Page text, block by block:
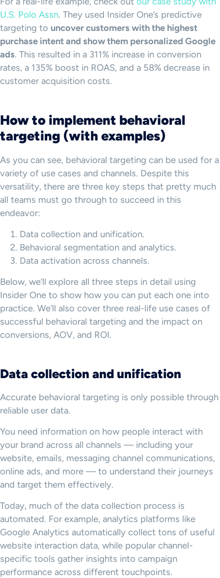
U.S. Polo Assn. They used Insider One’s predictive
targeting to uncover customers with the highest
purchase intent and show them personalized Google
ads. This resulted in a 311% increase in conversion
rates, a 135% boost in ROAS, and a 58% decrease in
customer acquisition costs.
How to implement behavioral
targeting (with examples)
As you can see, behavioral targeting can be used for a
variety of use cases and channels. Despite this
versatility, there are three key steps that pretty much
all teams must go through to succeed in this
endeavor:
Data collection and unification.
Behavioral segmentation and analytics.
Data activation across channels.
Below, we’ll explore all three steps in detail using
Insider One to show how you can put each one into
practice. We’ll also cover three real-life use cases of
successful behavioral targeting and the impact on
conversions, AOV, and ROI.
Data collection and unification
Accurate behavioral targeting is only possible through
reliable user data.
You need information on how people interact with
your brand across all channels — including your
website, emails, messaging channel communications,
online ads, and more — to understand their journeys
and target them effectively.
Today, much of the data collection process is
automated. For example, analytics platforms like
Google Analytics automatically collect tons of useful
website interaction data, while popular channel-
specific tools gather insights into campaign
performance across different touchpoints.